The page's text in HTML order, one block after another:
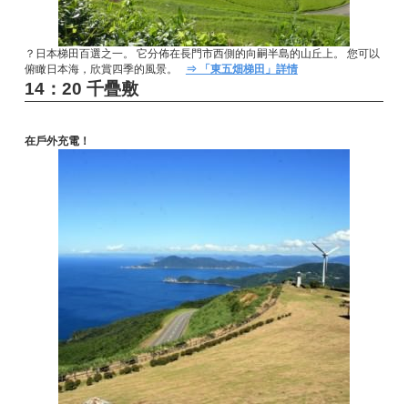
？日本梯田百選之一。 它分佈在長門市西側的向嗣半島的山丘上。 您可以
俯瞰日本海，欣賞四季的風景。 ⇒ 「東五畑梯田」詳情
14：20 千疊敷
在戶外充電！